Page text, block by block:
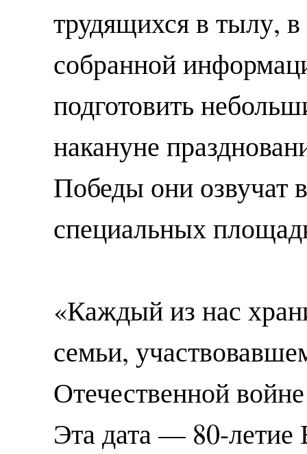
трудящихся в тылу,
собранной
подготовить
накануне
Победы они озвучат
специальных
«Каждый из нас
семьи,
Отечественной
Эта дата — 80-